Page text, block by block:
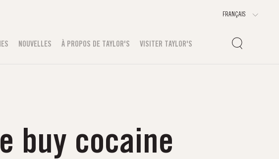
NOUVELLES À PROPOS DE TAYLOR'S VISITER TAYLOR'S
buy cocaine